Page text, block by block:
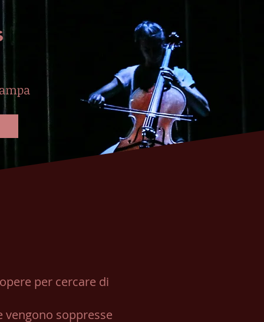
per cercare di
vengono soppresse